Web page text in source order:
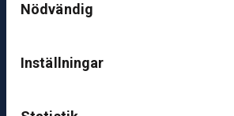
Nödvändig
Inställningar
ut
k
v